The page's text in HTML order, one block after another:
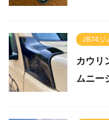
JB74ジ
カウリ
ムニー